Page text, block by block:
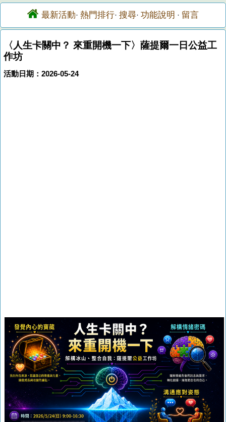
最新活動· 熱門排行· 搜尋· 功能說明 · 留言
〈人生卡關中？ 來重開機一下〉薩提爾一日公益工
作坊
活動日期：2026-05-24